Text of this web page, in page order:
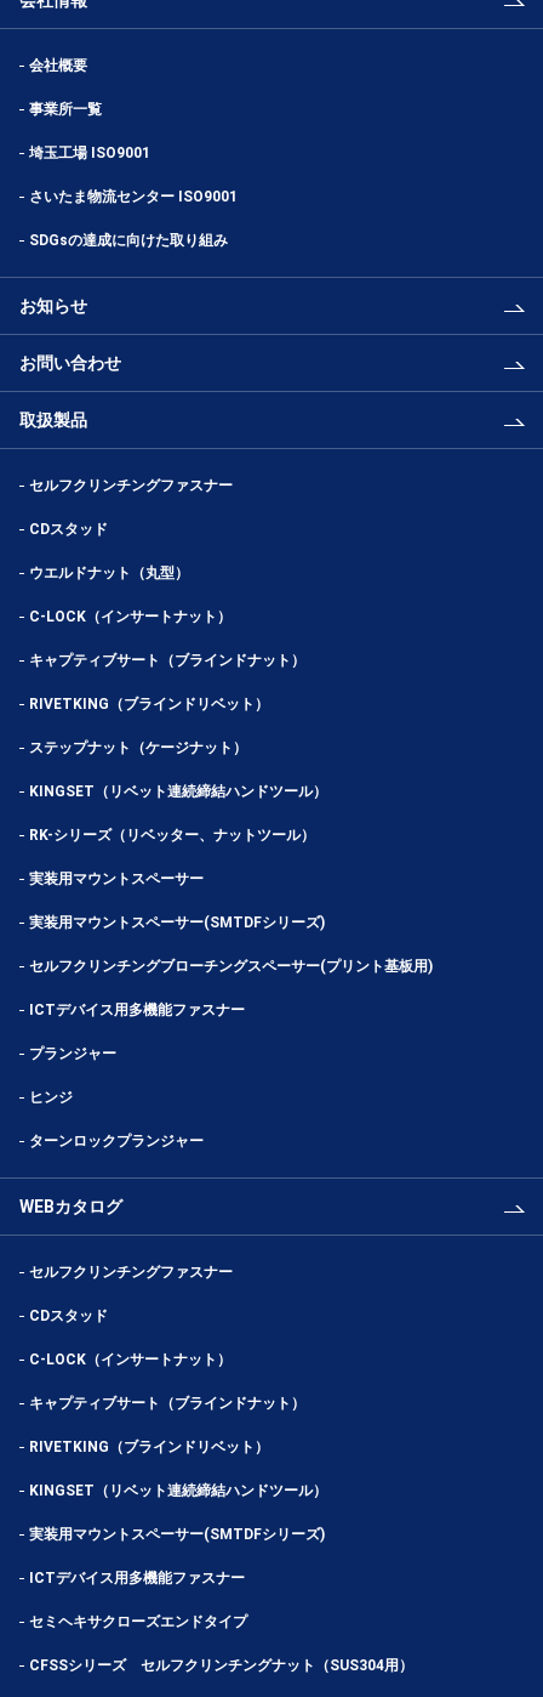
会社概要
事業所一覧
埼玉工場 ISO9001
さいたま物流センター ISO9001
SDGsの達成に向けた取り組み
お知らせ
お問い合わせ
取扱製品
セルフクリンチングファスナー
CDスタッド
ウエルドナット（丸型）
C-LOCK（インサートナット）
キャプティブサート（ブラインドナット）
RIVETKING（ブラインドリベット）
ステップナット（ケージナット）
KINGSET（リベット連続締結ハンドツール）
RK-シリーズ（リベッター、ナットツール）
実装用マウントスペーサー
実装用マウントスペーサー(SMTDFシリーズ)
セルフクリンチングブローチングスペーサー(プリント基板用)
ICTデバイス用多機能ファスナー
プランジャー
ヒンジ
ターンロックプランジャー
WEBカタログ
セルフクリンチングファスナー
CDスタッド
C-LOCK（インサートナット）
キャプティブサート（ブラインドナット）
RIVETKING（ブラインドリベット）
KINGSET（リベット連続締結ハンドツール）
実装用マウントスペーサー(SMTDFシリーズ)
ICTデバイス用多機能ファスナー
セミヘキサクローズエンドタイプ
CFSSシリーズ セルフクリンチングナット（SUS304用）